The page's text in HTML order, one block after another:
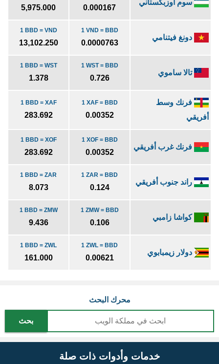
سوم أوزبكستاني
0.000167
5,975.000
دونغ فيتنامي
1 VND = BBD
0.0000763
1 BBD = VND
13,102.250
تالا ساموي
1 WST = BBD
0.726
1 BBD = WST
1.378
فرنك وسط
أفريقي
1 XAF = BBD
0.00352
1 BBD = XAF
283.692
فرنك غرب أفريقي
1 XOF = BBD
0.00352
1 BBD = XOF
283.692
راند جنوب أفريقي
1 ZAR = BBD
0.124
1 BBD = ZAR
8.073
كواشا زامبي
1 ZMW = BBD
0.106
1 BBD = ZMW
9.436
دولار زيمبابوي
1 ZWL = BBD
0.00621
1 BBD = ZWL
161.000
محرك البحث
بحث
خدمات وأدوات ذات صلة